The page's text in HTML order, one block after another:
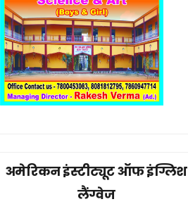
अमेरिकन इंस्टीट्यूट ऑफ इंग्लिश
लैंग्वेज